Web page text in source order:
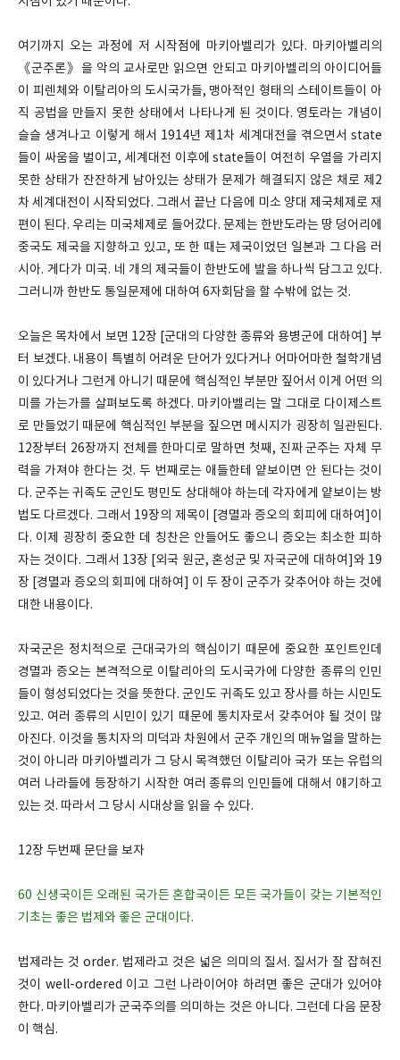
여기까지 오는 과정에 저 시작점에 마키아벨리가 있다. 마키아벨리의
《군주론》을 악의 교사로만 읽으면 안되고 마키아벨리의 아이디어들
이 피렌체와 이탈리아의 도시국가들, 맹아적인 형태의 스테이트들이 아
직 공법을 만들지 못한 상태에서 나타나게 된 것이다. 영토라는 개념이
슬슬 생겨나고 이렇게 해서 1914년 제1차 세계대전을 겪으면서 state
들이 싸움을 벌이고, 세계대전 이후에 state들이 여전히 우열을 가리지
못한 상태가 잔잔하게 남아있는 상태가 문제가 해결되지 않은 채로 제2
차 세계대전이 시작되었다. 그래서 끝난 다음에 미소 양대 제국체제로 재
편이 된다. 우리는 미국체제로 들어갔다. 문제는 한반도라는 땅 덩어리에
중국도 제국을 지향하고 있고, 또 한 때는 제국이었던 일본과 그 다음 러
시아. 게다가 미국. 네 개의 제국들이 한반도에 발을 하나씩 담그고 있다.
그러니까 한반도 통일문제에 대하여 6자회담을 할 수밖에 없는 것.
오늘은 목차에서 보면 12장 [군대의 다양한 종류와 용병군에 대하여] 부
터 보겠다. 내용이 특별히 어려운 단어가 있다거나 어마어마한 철학개념
이 있다거나 그런게 아니기 때문에 핵심적인 부분만 짚어서 이게 어떤 의
미를 가는가를 살펴보도록 하겠다. 마키아벨리는 말 그대로 다이제스트
로 만들었기 때문에 핵심적인 부분을 짚으면 메시지가 굉장히 일관된다.
12장부터 26장까지 전체를 한마디로 말하면 첫째, 진짜 군주는 자체 무
력을 가져야 한다는 것. 두 번째로는 애들한테 얕보이면 안 된다는 것이
다. 군주는 귀족도 군인도 평민도 상대해야 하는데 각자에게 얕보이는 방
법도 다르겠다. 그래서 19장의 제목이 [경멸과 증오의 회피에 대하여]이
다. 이제 굉장히 중요한 데 칭찬은 안들어도 좋으니 증오는 최소한 피하
자는 것이다. 그래서 13장 [외국 원군, 혼성군 및 자국군에 대하여]와 19
장 [경멸과 증오의 회피에 대하여] 이 두 장이 군주가 갖추어야 하는 것에
대한 내용이다.
자국군은 정치적으로 근대국가의 핵심이기 때문에 중요한 포인트인데
경멸과 증오는 본격적으로 이탈리아의 도시국가에 다양한 종류의 인민
들이 형성되었다는 것을 뜻한다. 군인도 귀족도 있고 장사를 하는 시민도
있고. 여러 종류의 시민이 있기 때문에 통치자로서 갖추어야 될 것이 많
아진다. 이것을 통치자의 미덕과 차원에서 군주 개인의 매뉴얼을 말하는
것이 아니라 마키아벨리가 그 당시 목격했던 이탈리아 국가 또는 유럽의
여러 나라들에 등장하기 시작한 여러 종류의 인민들에 대해서 얘기하고
있는 것. 따라서 그 당시 시대상을 읽을 수 있다.
12장 두번째 문단을 보자
60 신생국이든 오래된 국가든 혼합국이든 모든 국가들이 갖는 기본적인
기초는 좋은 법제와 좋은 군대이다.
법제라는 것 order. 법제라고 것은 넓은 의미의 질서. 질서가 잘 잡혀진
것이 well-ordered 이고 그런 나라이어야 하려면 좋은 군대가 있어야
한다. 마키아벨리가 군국주의를 의미하는 것은 아니다. 그런데 다음 문장
이 핵심.